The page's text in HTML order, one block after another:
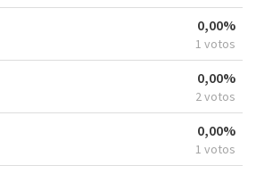
0,00%
1 votos
0,00%
2 votos
0,00%
1 votos